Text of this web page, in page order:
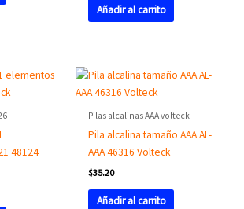
Añadir al carrito
48124
Pilas alcalinas AAA volteck
Pila alcalina tamaño AAA AL-
AAA 46316 Volteck
$35.20
Añadir al carrito